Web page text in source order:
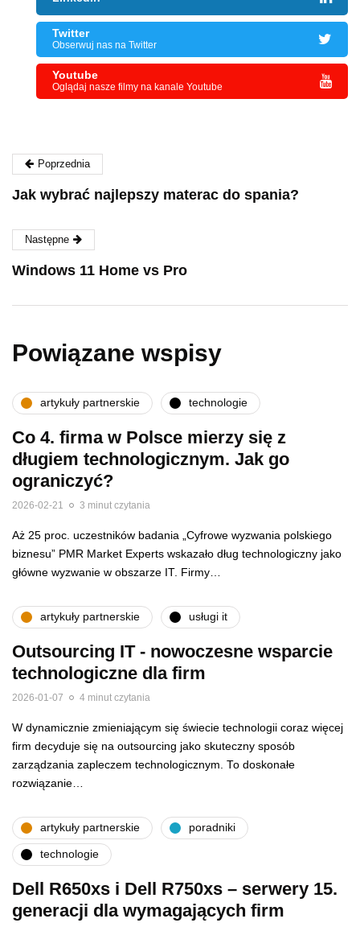
Twitter
Obserwuj nas na Twitter
Youtube
Oglądaj nasze filmy na kanale Youtube
Poprzednia
Jak wybrać najlepszy materac do spania?
Następne
Windows 11 Home vs Pro
Powiązane wspisy
artykuły partnerskie technologie
Co 4. firma w Polsce mierzy się z
długiem technologicznym. Jak go
ograniczyć?
2026-02-21 3 minut czytania
Aż 25 proc. uczestników badania „Cyfrowe wyzwania polskiego
biznesu” PMR Market Experts wskazało dług technologiczny jako
główne wyzwanie w obszarze IT. Firmy…
artykuły partnerskie usługi it
Outsourcing IT - nowoczesne wsparcie
technologiczne dla firm
2026-01-07 4 minut czytania
W dynamicznie zmieniającym się świecie technologii coraz więcej
firm decyduje się na outsourcing jako skuteczny sposób
zarządzania zapleczem technologicznym. To doskonałe
rozwiązanie…
artykuły partnerskie poradniki
technologie
Dell R650xs i Dell R750xs – serwery 15.
generacji dla wymagających firm